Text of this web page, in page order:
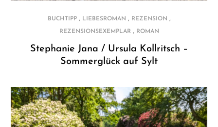
BUCHTIPP, LIEBESROMAN , REZENSION ,
REZENSIONSEXEMPLAR, ROMAN
Stephanie Jana / Ursula Kollritsch –
Sommerglück auf Sylt